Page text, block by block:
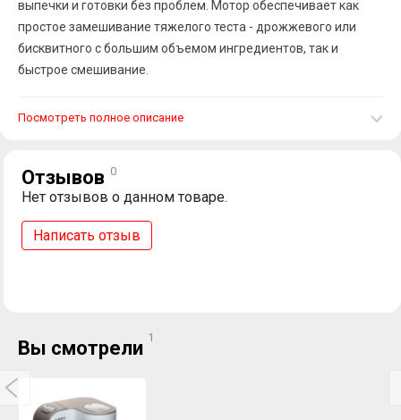
выпечки и готовки без проблем. Мотор обеспечивает как
простое замешивание тяжелого теста - дрожжевого или
бисквитного с большим объемом ингредиентов, так и
быстрое смешивание.
Посмотреть полное описание
Отзывов 0
Нет отзывов о данном товаре.
Написать отзыв
Вы смотрели 1